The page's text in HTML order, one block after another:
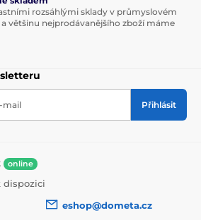
rozsáhlými sklady v průmyslovém
většinu nejprodávanějšího zboží máme
mail Přihlásit
online
dispozici
eshop@dometa.cz